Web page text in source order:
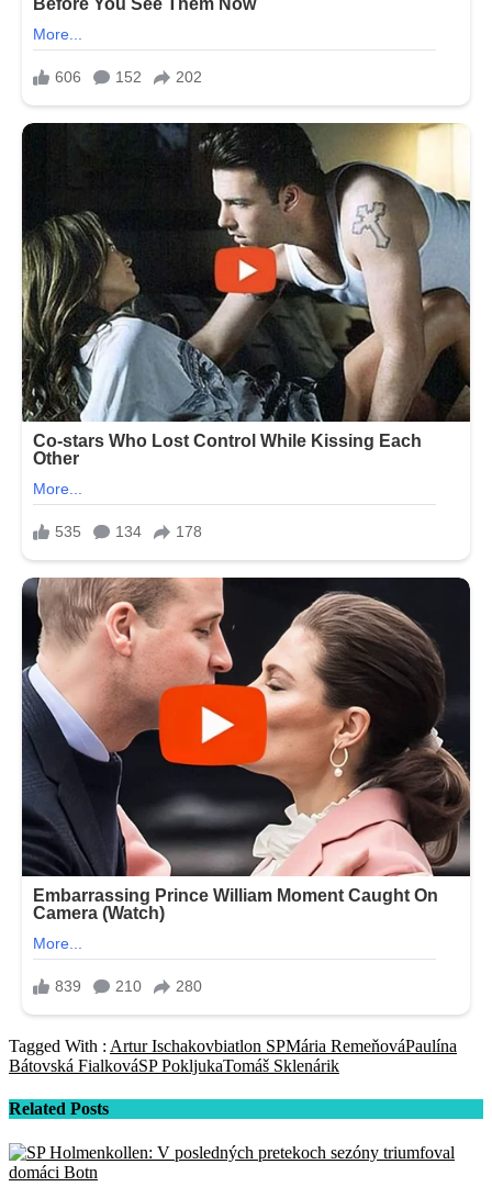
Tagged With : Artur Ischakovbiatlon SPMária RemeňováPaulína
Bátovská FialkováSP PokljukaTomáš Sklenárik
Related Posts